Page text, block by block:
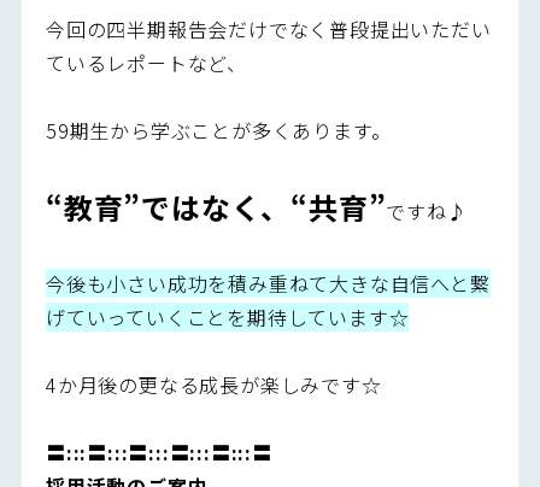
今回の四半期報告会だけでなく普段提出いただい
ているレポートなど、
59期生から学ぶことが多くあります。
“教育”ではなく、“共育”ですね♪
今後も小さい成功を積み重ねて大きな自信へと繋
げていっていくことを期待しています☆
4か月後の更なる成長が楽しみです☆
〓:::〓:::〓:::〓:::〓:::〓